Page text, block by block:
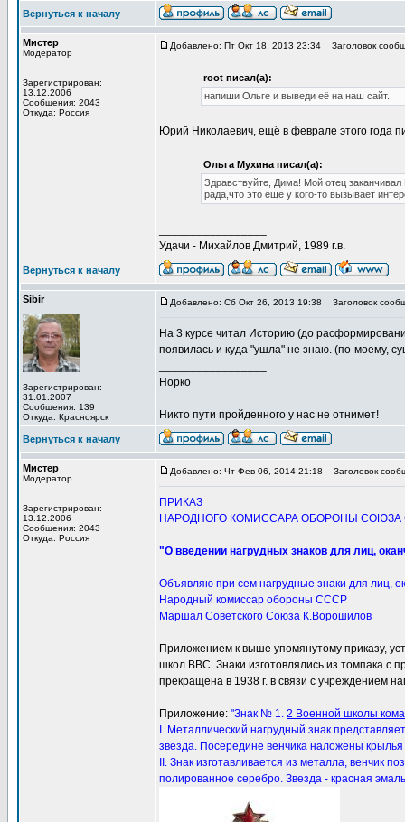
Вернуться к началу
Мистер
Модератор
Зарегистрирован:
13.12.2006
Сообщения: 2043
Откуда: Россия
Добавлено: Пт Окт 18, 2013 23:34 Заголовок
root писал(а):
напиши Ольге и выведи её на наш сайт.
Юрий Николаевич, ещё в феврале этого года
Ольга Мухина писал(а):
Здравствуйте, Дима! Мой отец
рада,что это еще у кого-то вызывает
Удачи - Михайлов Дмитрий, 1989 г.в.
Вернуться к началу
Sibir
Зарегистрирован:
31.01.2007
Сообщения: 139
Откуда: Красноярск
Добавлено: Сб Окт 26, 2013 19:38 Заголовок
На 3 курсе читал Историю (до
появилась и куда "ушла" не знаю. (по-моему,
Норко
Никто пути пройденного у нас не отнимет!
Вернуться к началу
Мистер
Модератор
Зарегистрирован:
13.12.2006
Сообщения: 2043
Откуда: Россия
Добавлено: Чт Фев 06, 2014 21:18 Заголовок
ПРИКАЗ
НАРОДНОГО КОМИССАРА ОБОРОНЫ СОЮЗА
"О введении нагрудных знаков для лиц,
Объявляю при сем нагрудные знаки для лиц,
Народный комиссар обороны СССР
Маршал Советского Союза К.Ворошилов
Приложением к выше упомянутому приказу,
школ ВВС. Знаки изготовлялись из томпака с
прекращена в 1938 г. в связи с учреждением
Приложение: "Знак № 1. 2 Военной школы
I. Металлический нагрудный знак
звезда. Посередине венчика наложены
II. Знак изготавливается из металла, венчик
полированное серебро. Звезда - красная